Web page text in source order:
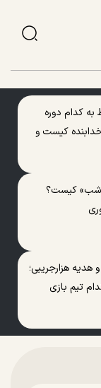
کدام دوره
کیست و
کیست؟
هدیه هزارجریبی؛
تیم بازی